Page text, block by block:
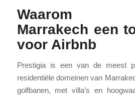
Waarom
Marrakech een
voor Airbnb
Prestigia is een van de meest
residentiële domeinen van
golfbanen, met villa’s en